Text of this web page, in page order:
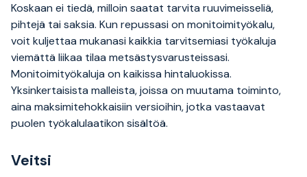
Koskaan ei tiedä, milloin saatat tarvita ruuvimeisseliä,
pihtejä tai saksia. Kun repussasi on monitoimityökalu,
voit kuljettaa mukanasi kaikkia tarvitsemiasi työkaluja
viemättä liikaa tilaa metsästysvarusteissasi.
Monitoimityökaluja on kaikissa hintaluokissa.
Yksinkertaisista malleista, joissa on muutama toiminto,
aina maksimitehokkaisiin versioihin, jotka vastaavat
puolen työkalulaatikon sisältöä.
Veitsi